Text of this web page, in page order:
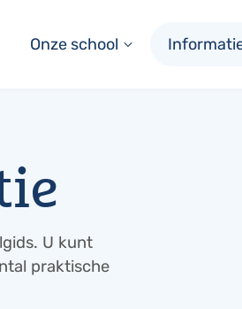
Onze school
U kunt
praktische